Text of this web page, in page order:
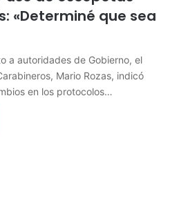
«Determiné que sea
a autoridades de Gobierno, el
Mario Rozas, indicó
en los protocolos…